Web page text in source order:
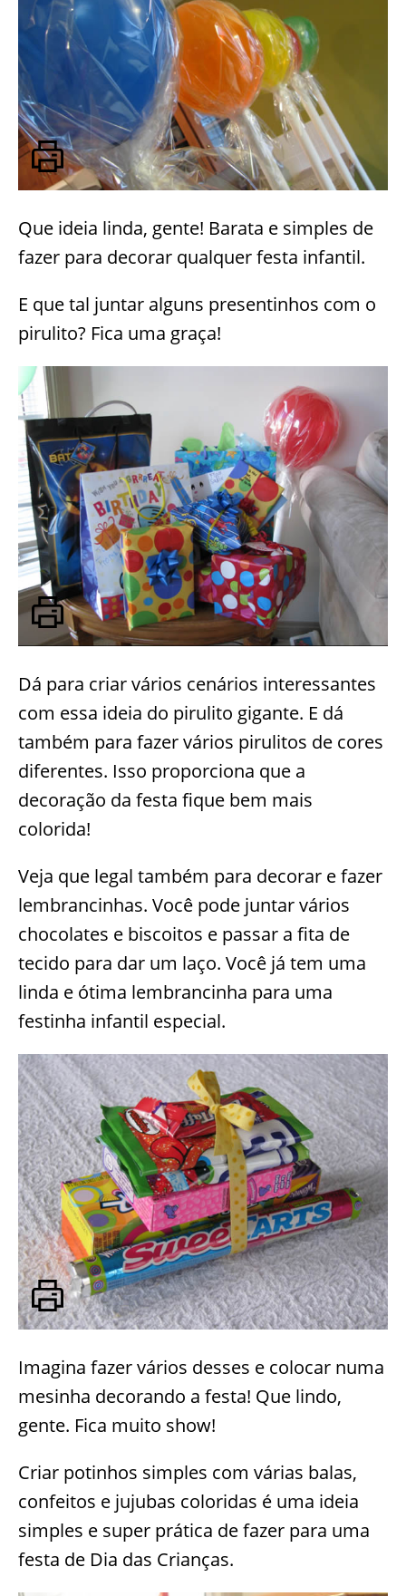
Que ideia linda, gente! Barata e simples de
fazer para decorar qualquer festa infantil.
E que tal juntar alguns presentinhos com o
pirulito? Fica uma graça!
Dá para criar vários cenários interessantes
com essa ideia do pirulito gigante. E dá
também para fazer vários pirulitos de cores
diferentes. Isso proporciona que a
decoração da festa fique bem mais
colorida!
Veja que legal também para decorar e fazer
lembrancinhas. Você pode juntar vários
chocolates e biscoitos e passar a fita de
tecido para dar um laço. Você já tem uma
linda e ótima lembrancinha para uma
festinha infantil especial.
Imagina fazer vários desses e colocar numa
mesinha decorando a festa! Que lindo,
gente. Fica muito show!
Criar potinhos simples com várias balas,
confeitos e jujubas coloridas é uma ideia
simples e super prática de fazer para uma
festa de Dia das Crianças.